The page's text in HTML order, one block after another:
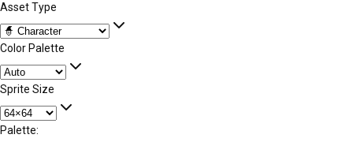
Asset Type
Color Palette
Sprite Size
Palette: